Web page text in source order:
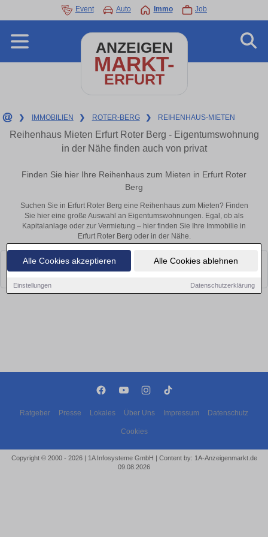
Alle Cookies akzeptieren Alle Cookies ablehnen
Einstellungen Datenschutzerklärung
Event Auto Immo Job
ANZEIGEN
MARKT-
ERFURT
❯ IMMOBILIEN ❯ ROTER-BERG ❯ REIHENHAUS-MIETEN
Reihenhaus Mieten Erfurt Roter Berg - Eigentumswohnung
in der Nähe finden auch von privat
Finden Sie hier Ihre Reihenhaus zum Mieten in Erfurt Roter
Berg
Suchen Sie in Erfurt Roter Berg eine Reihenhaus zum Mieten? Finden
Sie hier eine große Auswahl an Eigentumswohnungen. Egal, ob als
Kapitalanlage oder zur Vermietung – hier finden Sie Ihre Immobilie in
Erfurt Roter Berg oder in der Nähe.
Leider konnten wir derzeit keine passenden Objekte finden. Schauen Sie
bald wieder vorbei!
Ratgeber Presse Lokales Über Uns Impressum Datenschutz
Cookies
Copyright © 2000 - 2026 | 1A Infosysteme GmbH | Content by: 1A-Anzeigenmarkt.de
09.08.2026